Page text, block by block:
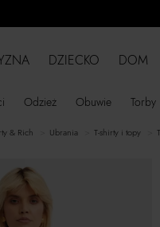
Odzież Obuwie Torby
DZIECKO DOM
& Rich ubrania t-shirty i topy